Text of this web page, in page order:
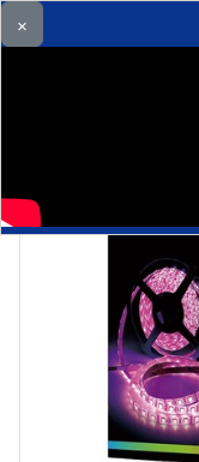
دخول
×